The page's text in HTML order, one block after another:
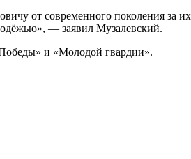
от современного поколения за
— заявил Музалевский.
и «Молодой гвардии».